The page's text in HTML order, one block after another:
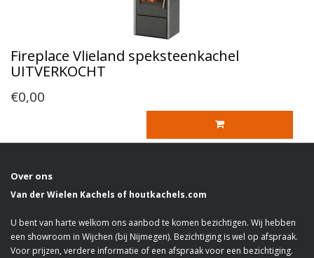
Fireplace Vlieland speksteenkachel
UITVERKOCHT
€0,00
Over ons
Van der Wielen Kachels of houtkachels.com
U bent van harte welkom ons aanbod te komen bezichtigen. Wij hebben
een showroom in Wijchen (bij Nijmegen). Bezichtiging is wel op afspraak.
Voor prijzen, verdere informatie of een afspraak voor een bezichtiging.